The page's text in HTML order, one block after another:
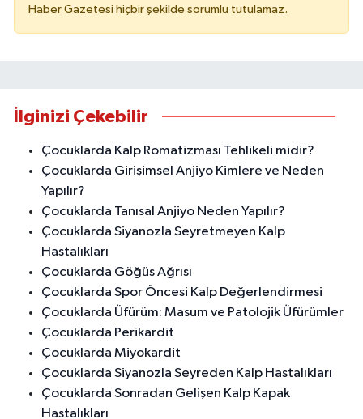
Haber Gazetesi hiçbir şekilde sorumlu tutulamaz.
İlginizi Çekebilir
Çocuklarda Kalp Romatizması Tehlikeli midir?
Çocuklarda Girişimsel Anjiyo Kimlere ve Neden
Yapılır?
Çocuklarda Tanısal Anjiyo Neden Yapılır?
Çocuklarda Siyanozla Seyretmeyen Kalp
Hastalıkları
Çocuklarda Göğüs Ağrısı
Çocuklarda Spor Öncesi Kalp Değerlendirmesi
Çocuklarda Üfürüm: Masum ve Patolojik Üfürümler
Çocuklarda Perikardit
Çocuklarda Miyokardit
Çocuklarda Siyanozla Seyreden Kalp Hastalıkları
Çocuklarda Sonradan Gelişen Kalp Kapak
Hastalıkları